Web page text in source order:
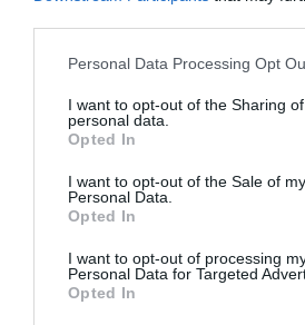
Please note that this website/app
not limited to your visit or usage
grant or deny consent to Google and
use your data for below specified
consent section.
Personal Data Processing Opt
I want to opt-out of the Sharing
personal data.
Opted In
I want to opt-out of the Sale of my
Personal Data.
Opted In
I want to opt-out of processing
Personal Data for Targeted
Opted In
téli gumi
biztosítás kártérítés